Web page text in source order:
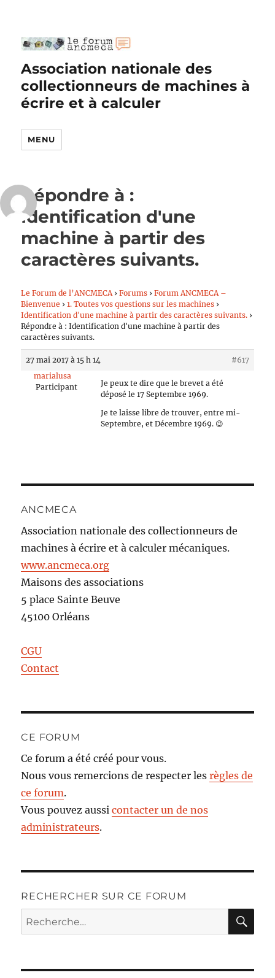
Association nationale des
collectionneurs de machines à
écrire et à calculer
MENU
Répondre à :
Identification d'une
machine à partir des
caractères suivants.
Le Forum de l’ANCMECA › Forums › Forum ANCMECA –
Bienvenue › 1. Toutes vos questions sur les machines ›
Identification d'une machine à partir des caractères suivants. ›
Répondre à : Identification d'une machine à partir des
caractères suivants.
27 mai 2017 à 15 h 14
#617
marialusa
Participant
Je peux te dire que le brevet a été
déposé le 17 Septembre 1969.
Je te laisse libre de trouver, entre mi-
Septembre, et Décembre 1969. 😉
ANCMECA
Association nationale des collectionneurs de
machines à écrire et à calculer mécaniques.
www.ancmeca.org
Maisons des associations
5 place Sainte Beuve
45100 Orléans
CGU
Contact
CE FORUM
Ce forum a été créé pour vous.
Nous vous remercions de respecter lesrègles de
ce forum.
Vous pouvez aussicontacter un de nos
administrateurs.
RECHERCHER SUR CE FORUM
Recherche
pour :